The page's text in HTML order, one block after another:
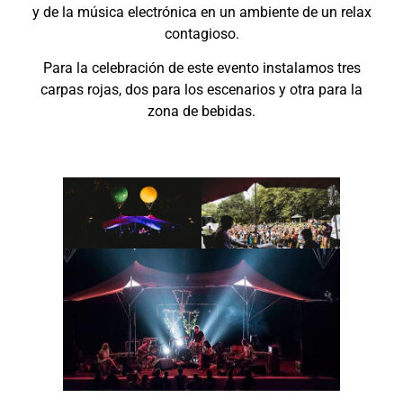
y de la música electrónica en un ambiente de un relax
contagioso.
Para la celebración de este evento instalamos tres
carpas rojas, dos para los escenarios y otra para la
zona de bebidas.